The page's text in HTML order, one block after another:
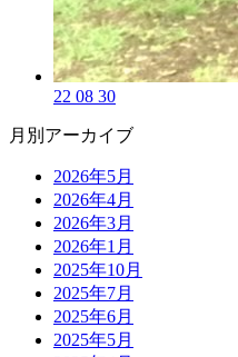
22 08 30
月別アーカイブ
2026年5月
2026年4月
2026年3月
2026年1月
2025年10月
2025年7月
2025年6月
2025年5月